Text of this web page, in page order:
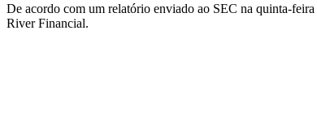
De acordo com um relatório enviado ao SEC na quinta-
River Financial.